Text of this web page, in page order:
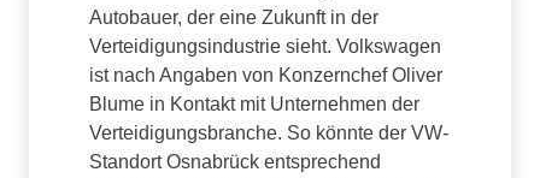
Autobauer, der eine Zukunft in der
Verteidigungsindustrie sieht. Volkswagen
ist nach Angaben von Konzernchef Oliver
Blume in Kontakt mit Unternehmen der
Verteidigungsbranche. So könnte der VW-
Standort Osnabrück entsprechend